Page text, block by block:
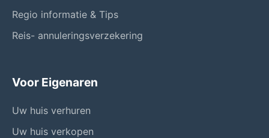
Regio informatie & Tips
Reis- annuleringsverzekering
Voor Eigenaren
Uw huis verhuren
Uw huis verkopen